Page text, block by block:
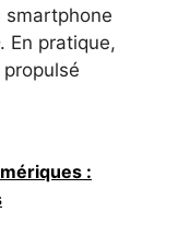
smartphone
En pratique,
: